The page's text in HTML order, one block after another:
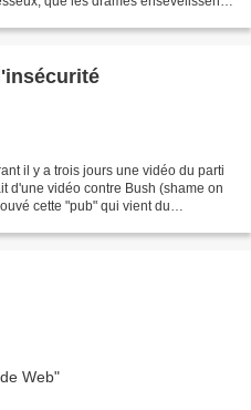
il y a trois jours une vidéo du parti
d'une vidéo contre Bush (shame on
cette "pub" qui vient du